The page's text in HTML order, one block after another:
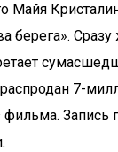
Майя
берега». Сразу
7-
фильма.